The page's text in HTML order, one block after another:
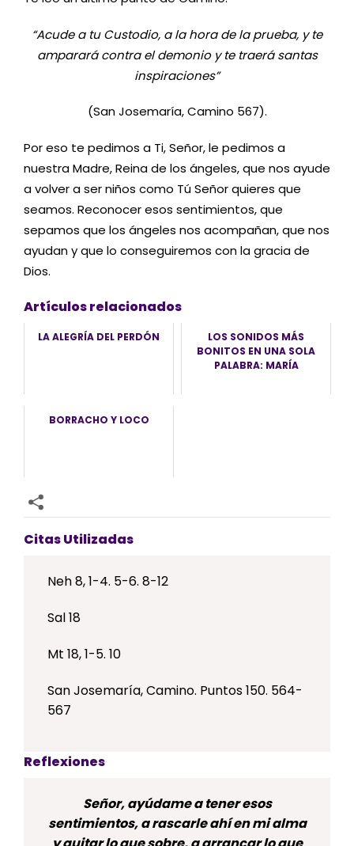
“Acude a tu Custodio, a la hora de la prueba, y te
amparará contra el demonio y te traerá santas
inspiraciones”
(San Josemaría, Camino 567).
Por eso te pedimos a Ti, Señor, le pedimos a
nuestra Madre, Reina de los ángeles, que nos ayude
a volver a ser niños como Tú Señor quieres que
seamos. Reconocer esos sentimientos, que
sepamos que los ángeles nos acompañan, que nos
ayudan y que lo conseguiremos con la gracia de
Dios.
Artículos relacionados
LA ALEGRÍA DEL PERDÓN
LOS SONIDOS MÁS
BONITOS EN UNA SOLA
PALABRA: MARÍA
BORRACHO Y LOCO
Citas Utilizadas
Neh 8, 1-4. 5-6. 8-12
Sal 18
Mt 18, 1-5. 10
San Josemaría, Camino. Puntos 150. 564-
567
Reflexiones
Señor, ayúdame a tener esos
sentimientos, a rascarle ahí en mi alma